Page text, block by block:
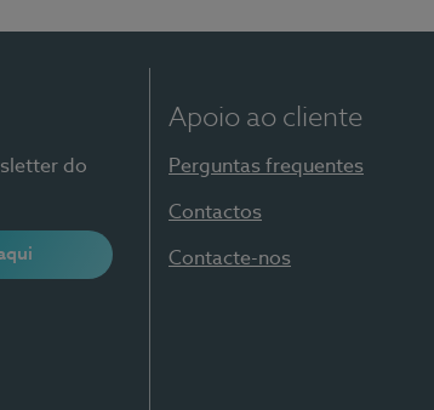
do
Apoio ao cliente
Perguntas frequentes
Contactos
Contacte-nos